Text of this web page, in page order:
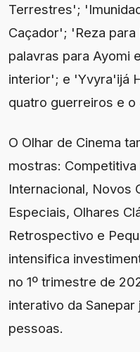
Terrestres';
Caçador'; 'Reza
palavras para Ayomi
interior'; e 'Yvyra'ijá
quatro guerreiros e o
O Olhar de Cinema
mostras:
Internacional, Novos
Especiais, Olhares
Retrospectivo e
intensifica
no 1º trimestre de
interativo da
pessoas.